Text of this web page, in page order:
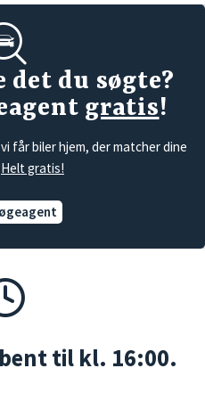
du søgte?
gratis!
får biler hjem, der matcher dine
Helt gratis!
til kl. 16:00.